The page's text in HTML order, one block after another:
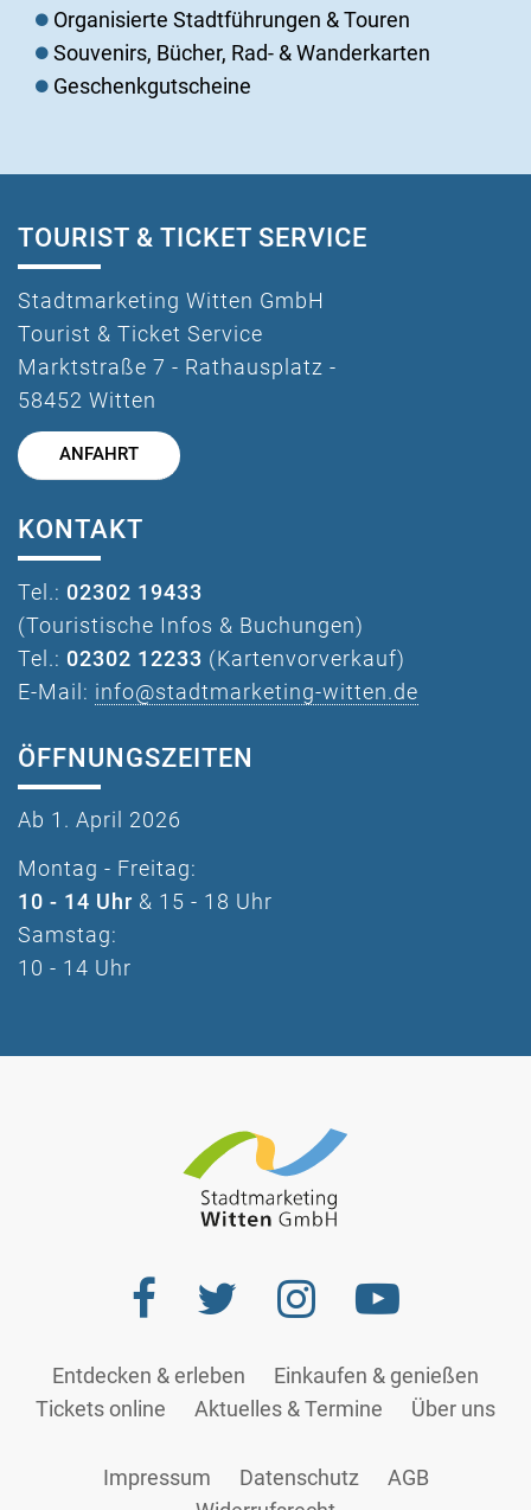
Organisierte Stadtführungen & Touren
Souvenirs, Bücher, Rad- & Wanderkarten
Geschenkgutscheine
TOURIST & TICKET SERVICE
Stadtmarketing Witten GmbH
Tourist & Ticket Service
Marktstraße 7 - Rathausplatz -
58452 Witten
ANFAHRT
KONTAKT
Tel.: 02302 19433
(Touristische Infos & Buchungen)
Tel.: 02302 12233 (Kartenvorverkauf)
E-Mail: info@stadtmarketing-witten.de
ÖFFNUNGSZEITEN
Ab 1. April 2026
Montag - Freitag:
10 - 14 Uhr & 15 - 18 Uhr
Samstag:
10 - 14 Uhr
Entdecken & erleben
Einkaufen & genießen
Tickets online
Aktuelles & Termine Über uns
Impressum Datenschutz
AGB